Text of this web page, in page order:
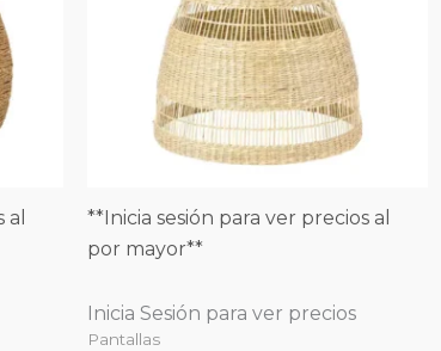
**Inicia sesión para ver precios al
por mayor**
Inicia Sesión para ver precios
Pantallas